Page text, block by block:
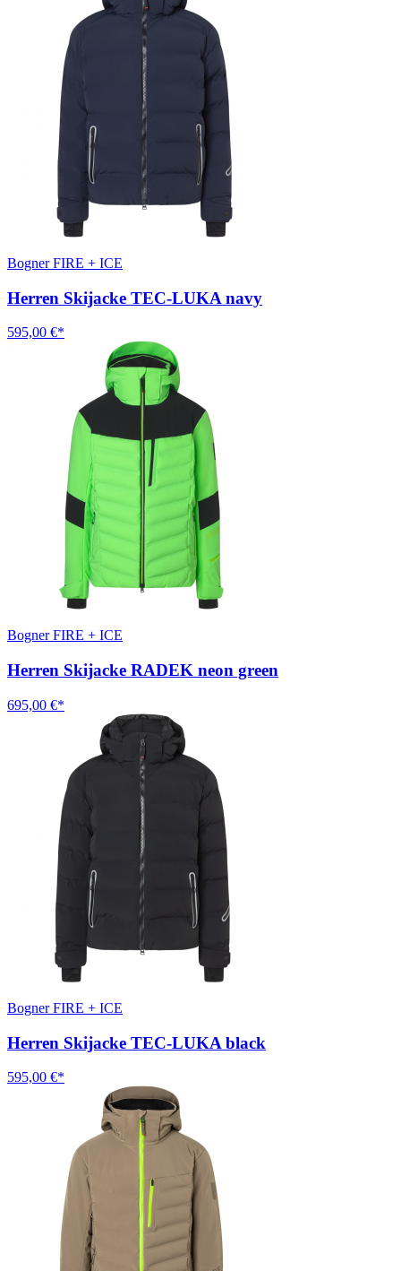
Bogner FIRE + ICE
Herren Skijacke TEC-LUKA navy
595,00 €*
Bogner FIRE + ICE
Herren Skijacke RADEK neon green
695,00 €*
Bogner FIRE + ICE
Herren Skijacke TEC-LUKA black
595,00 €*